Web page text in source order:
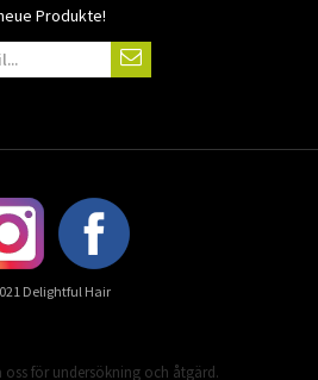
Produkte!
Delightful Hair
för undersökning och åtgärd.